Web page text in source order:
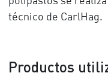
técnico de CarlHag.
Productos